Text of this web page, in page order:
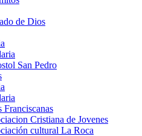
de Dios
San Pedro
Franciscanas
Cristiana de Jovenes
cultural La Roca